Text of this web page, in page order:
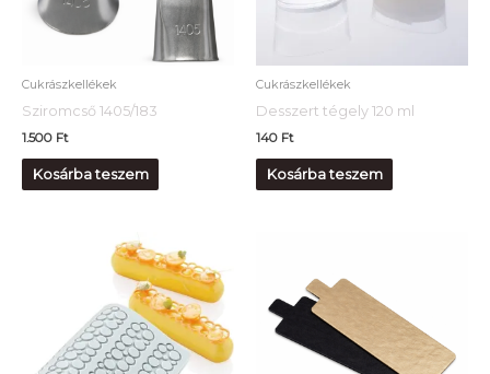
Cukrászkellékek
Sziromcső 1405/183
1.500 Ft
Kosárba teszem
Cukrászkellékek
Desszert tégely 120 ml
140 Ft
Kosárba teszem